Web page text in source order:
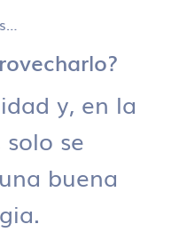
y, en la
se
buena